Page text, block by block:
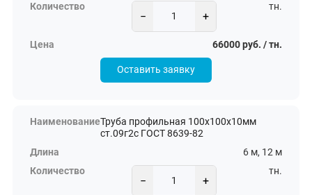
− +
тн.
66000 руб. / тн.
Оставить заявку
Труба профильная 100х100х10мм
ст.09г2с ГОСТ 8639-82
6 м, 12 м
− +
тн.